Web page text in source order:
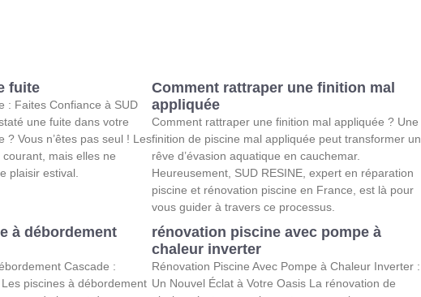
fuite
: Faites Confiance à SUD
une fuite dans votre
? Vous n’êtes pas seul ! Les
mais elles ne
plaisir estival.
Comment rattraper une finition mal
appliquée
Comment rattraper une finition mal appliquée ? Une
finition de piscine mal appliquée peut transformer un
rêve d’évasion aquatique en cauchemar.
Heureusement, SUD RESINE, expert en réparation
piscine et rénovation piscine en France, est là pour
vous guider à travers ce processus.
à débordement
Cascade :
piscines à débordement
rénovation piscine avec pompe à
chaleur inverter
Rénovation Piscine Avec Pompe à Chaleur Inverter :
Un Nouvel Éclat à Votre Oasis La rénovation de